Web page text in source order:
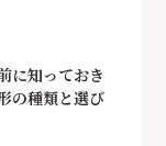
に知っておき
の種類と選び